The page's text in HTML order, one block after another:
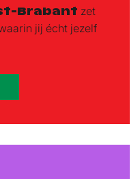
Brabant zet
jij écht jezelf